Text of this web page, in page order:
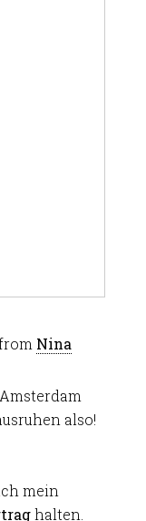
Nina
also!
mein
halten.